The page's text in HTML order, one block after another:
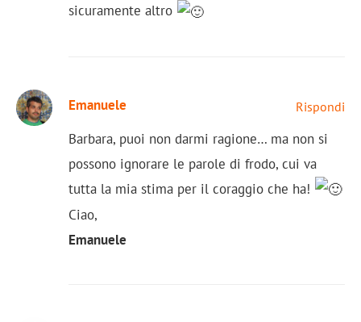
sicuramente altro
Emanuele Rispondi
Barbara, puoi non darmi ragione… ma non si
possono ignorare le parole di frodo, cui va
tutta la mia stima per il coraggio che ha!
Ciao,
Emanuele